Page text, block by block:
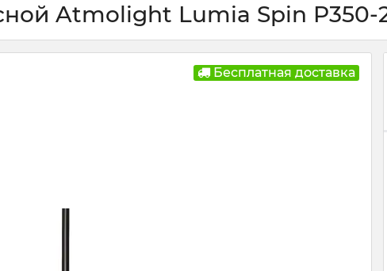
Atmolight Lumia Spin P350-
Бесплатная доставка